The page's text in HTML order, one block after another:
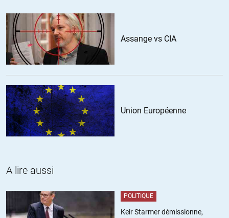
Assange vs CIA
Union Européenne
A lire aussi
POLITIQUE
Keir Starmer démissionne,